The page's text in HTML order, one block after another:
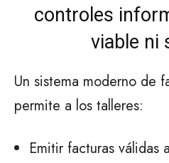
controles
viable ni
Un sistema moderno de
permite a los talleres:
Emitir facturas válidas